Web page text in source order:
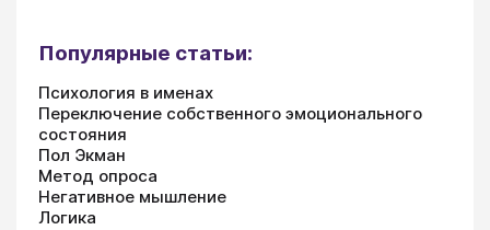
Популярные статьи:
Психология в именах
Переключение собственного эмоционального
состояния
Пол Экман
Метод опроса
Негативное мышление
Логика